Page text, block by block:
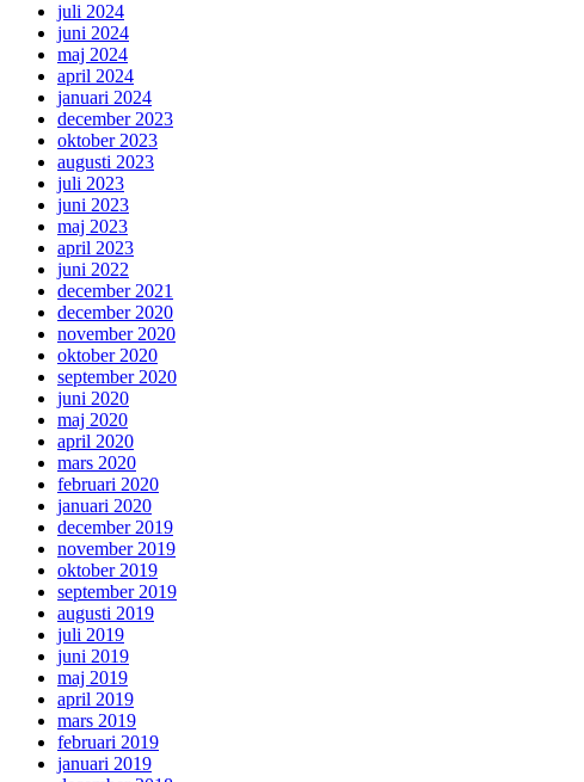
juli 2024
juni 2024
maj 2024
april 2024
januari 2024
december 2023
oktober 2023
augusti 2023
juli 2023
juni 2023
maj 2023
april 2023
juni 2022
december 2021
december 2020
november 2020
oktober 2020
september 2020
juni 2020
maj 2020
april 2020
mars 2020
februari 2020
januari 2020
december 2019
november 2019
oktober 2019
september 2019
augusti 2019
juli 2019
juni 2019
maj 2019
april 2019
mars 2019
februari 2019
januari 2019